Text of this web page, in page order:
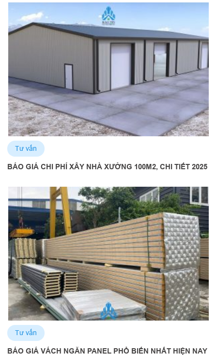
Tư vấn
BÁO GIÁ CHI PHÍ XÂY NHÀ XƯỞNG 100M2, CHI TIẾT 2025
Tư vấn
BÁO GIÁ VÁCH NGĂN PANEL PHỔ BIẾN NHẤT HIỆN NAY